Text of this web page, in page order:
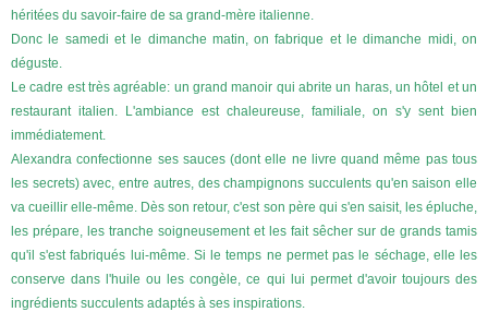
héritées du savoir-faire de sa grand-mère italienne.
Donc le samedi et le dimanche matin, on fabrique et le dimanche midi, on
déguste.
Le cadre est très agréable: un grand manoir qui abrite un haras, un hôtel et un
restaurant italien. L'ambiance est chaleureuse, familiale, on s'y sent bien
immédiatement.
Alexandra confectionne ses sauces (dont elle ne livre quand même pas tous
les secrets) avec, entre autres, des champignons succulents qu'en saison elle
va cueillir elle-même. Dès son retour, c'est son père qui s'en saisit, les épluche,
les prépare, les tranche soigneusement et les fait sêcher sur de grands tamis
qu'il s'est fabriqués lui-même. Si le temps ne permet pas le séchage, elle les
conserve dans l'huile ou les congèle, ce qui lui permet d'avoir toujours des
ingrédients succulents adaptés à ses inspirations.